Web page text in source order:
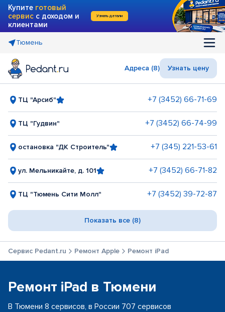
Купите готовый
сервис с доходом и
клиентами
Узнать детали
Тюмень
Адреса (8) Узнать цену
ТЦ "Арсиб" +7 (3452) 66-71-69
ТЦ "Гудвин" +7 (3452) 66-74-99
остановка "ДК Строитель" +7 (345) 221-53-61
ул. Мельникайте, д. 101 +7 (3452) 66-71-82
ТЦ "Тюмень Сити Молл" +7 (3452) 39-72-87
Показать все (8)
Сервис Pedant.ru Ремонт Apple Ремонт iPad
Ремонт iPad в Тюмени
В Тюмени 8 сервисов, в России 707 сервисов